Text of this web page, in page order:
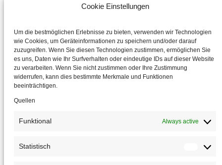
Cookie Einstellungen
Um die bestmöglichen Erlebnisse zu bieten, verwenden wir Technologien
wie Cookies, um Geräteinformationen zu speichern und/oder darauf
zuzugreifen. Wenn Sie diesen Technologien zustimmen, ermöglichen Sie
es uns, Daten wie Ihr Surfverhalten oder eindeutige IDs auf dieser Website
zu verarbeiten. Wenn Sie nicht zustimmen oder Ihre Zustimmung
widerrufen, kann dies bestimmte Merkmale und Funktionen
beeinträchtigen.
Quellen
Funktional Always active
Statistisch
72184 Eutingen im Gäu
IHR ANSPRECHPARTNER:   MAXIMI
Tel.: 015157261720Mail: info@mach-tec.de